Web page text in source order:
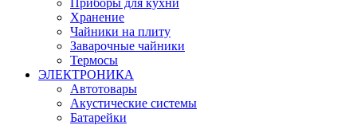
Приборы для кухни
Хранение
Чайники на плиту
Заварочные чайники
Термосы
ЭЛЕКТРОНИКА
Автотовары
Акустические системы
Батарейки